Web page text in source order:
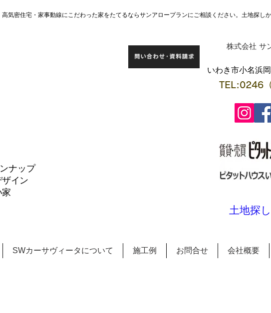
気密住宅・家事動線にこだわった家をたてるならサンアロープランにご相談ください。土地探しか
ナップ
ザイン
家
株式会社 サ
いわき市小名浜
TEL:0246
土地探
SWカーサヴィータについて 施工例 お問合せ 会社概要